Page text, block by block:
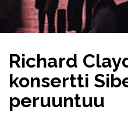
Richard
konsertti
peruuntuu